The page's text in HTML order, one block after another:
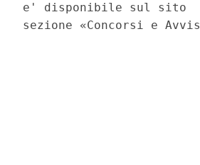
e' disponibile sul sito
sezione «Concorsi e